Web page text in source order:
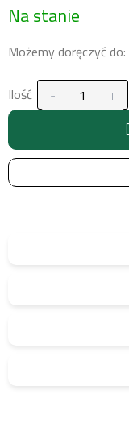
jednostkowa:
Na stanie
Możemy doręczyć do:
Ilość